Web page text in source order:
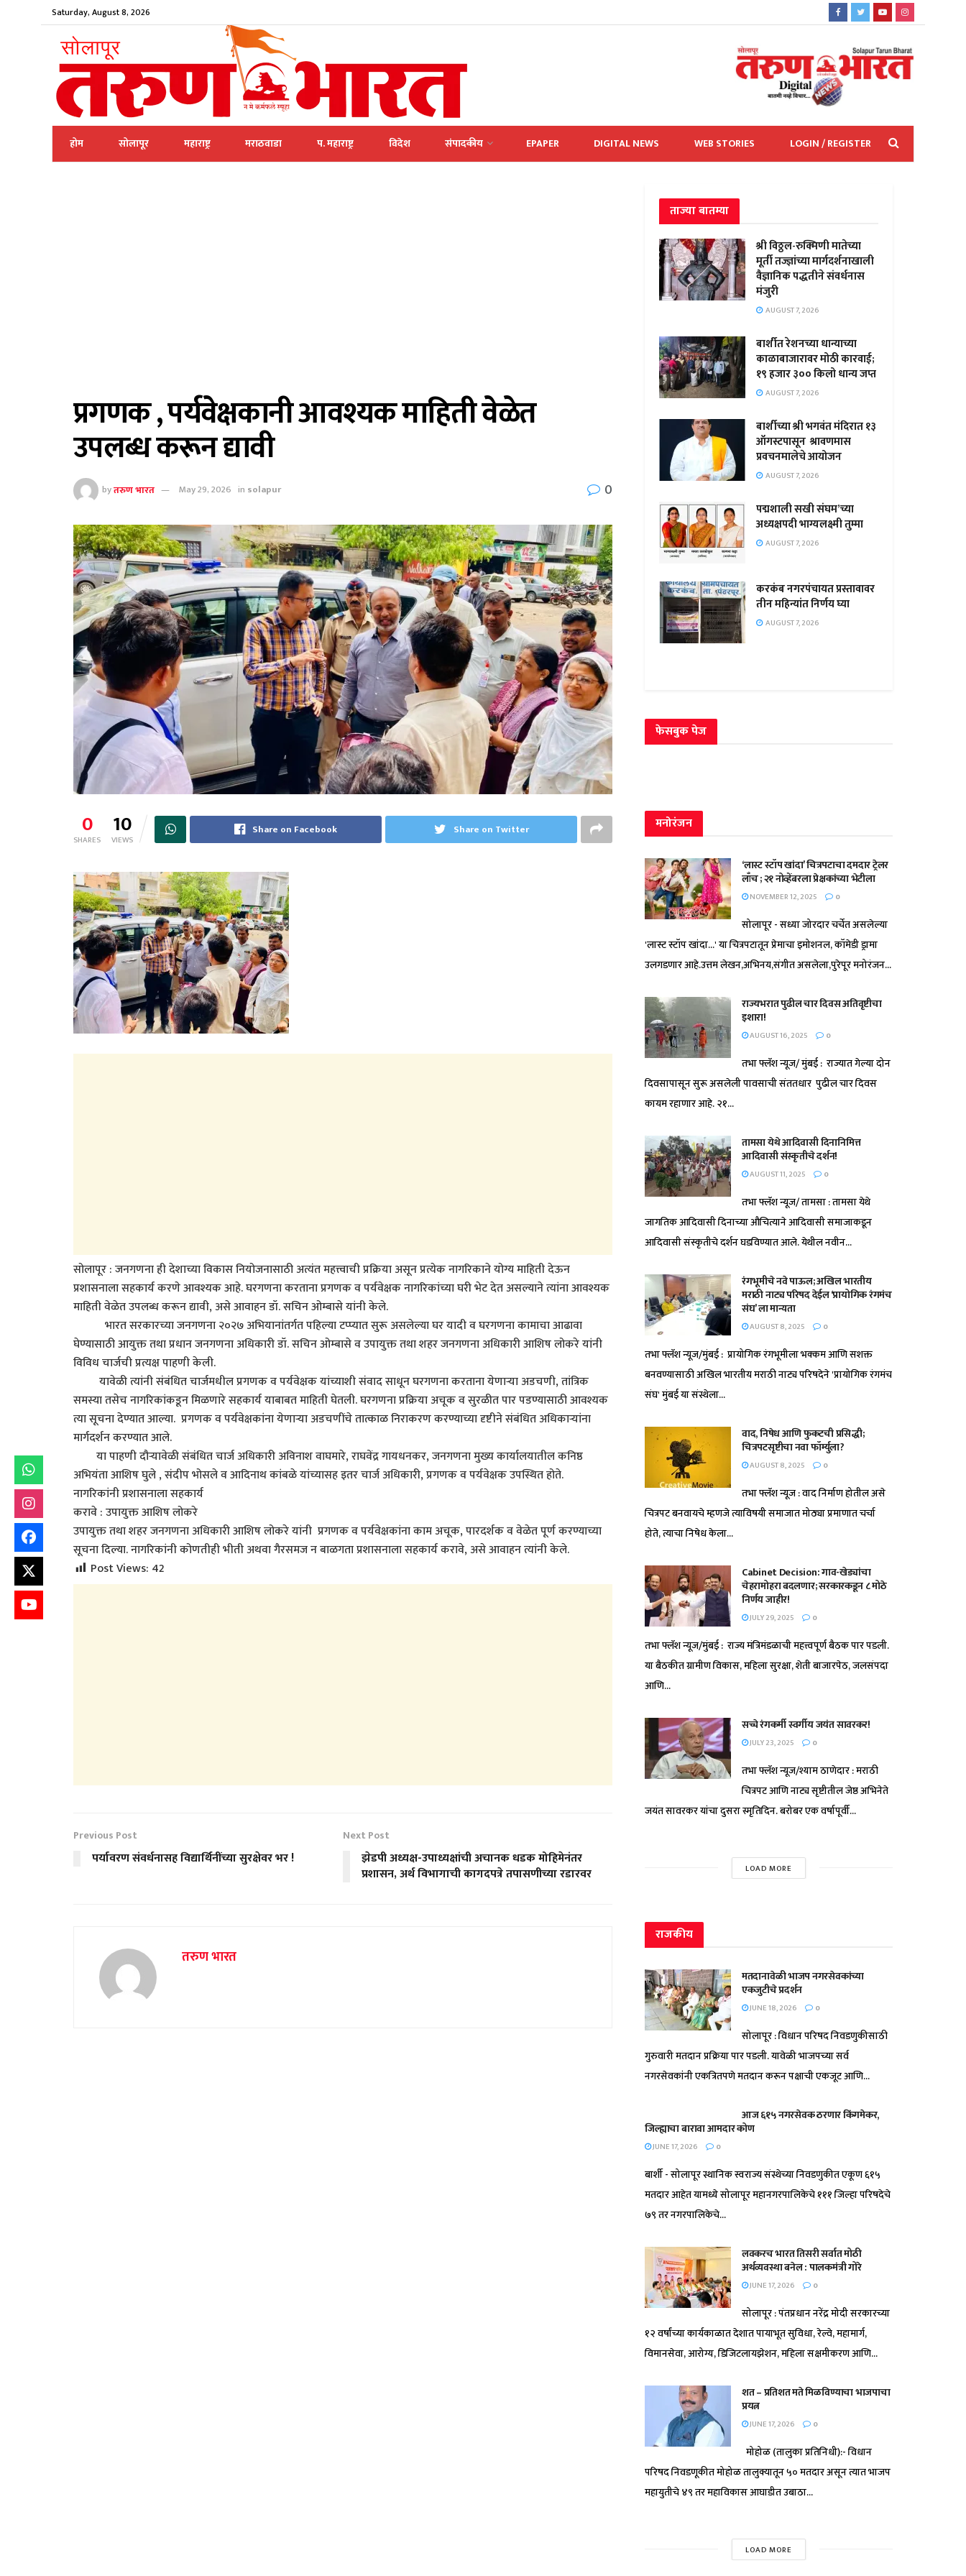
Saturday, August 8, 2026
होम सोलापूर महाराष्ट्र मराठवाडा प. महाराष्ट्र विदेश संपादकीय EPAPER DIGITAL NEWS WEB STORIES LOGIN / REGISTER
प्रगणक , पर्यवेक्षकानी आवश्यक माहिती वेळेत
उपलब्ध करून द्यावी
byतरुण भारत May 29, 2026 in solapur 0
0
SHARES 10
VIEWS
Share on Facebook Share on Twitter
सोलापूर : जनगणना ही देशाच्या विकास नियोजनासाठी अत्यंत महत्त्वाची प्रक्रिया असून प्रत्येक नागरिकाने योग्य माहिती देऊन
प्रशासनाला सहकार्य करणे आवश्यक आहे. घरगणना करताना प्रगणक व पर्यवेक्षक नागरिकांच्या घरी भेट देत असल्याने त्यांना आवश्यक
माहिती वेळेत उपलब्ध करून द्यावी, असे आवाहन डॉ. सचिन ओम्बासे यांनी केले.
भारत सरकारच्या जनगणना २०२७ अभियानांतर्गत पहिल्या टप्प्यात सुरू असलेल्या घर यादी व घरगणना कामाचा आढावा
घेण्यासाठी आयुक्त तथा प्रधान जनगणना अधिकारी डॉ. सचिन ओम्बासे व उपायुक्त तथा शहर जनगणना अधिकारी आशिष लोकरे यांनी
विविध चार्जची प्रत्यक्ष पाहणी केली.
यावेळी त्यांनी संबंधित चार्जमधील प्रगणक व पर्यवेक्षक यांच्याशी संवाद साधून घरगणना करताना येणाऱ्या अडचणी, तांत्रिक
समस्या तसेच नागरिकांकडून मिळणारे सहकार्य याबाबत माहिती घेतली. घरगणना प्रक्रिया अचूक व सुरळीत पार पडण्यासाठी आवश्यक
त्या सूचना देण्यात आल्या. प्रगणक व पर्यवेक्षकांना येणाऱ्या अडचणींचे तात्काळ निराकरण करण्याच्या दृष्टीने संबंधित अधिकाऱ्यांना
मार्गदर्शन करण्यात आले.
या पाहणी दौऱ्यावेळी संबंधित चार्ज अधिकारी अविनाश वाघमारे, राघवेंद्र गायधनकर, जनगणना मुख्य कार्यालयातील कनिष्ठ
अभियंता आशिष घुले , संदीप भोसले व आदिनाथ कांबळे यांच्यासह इतर चार्ज अधिकारी, प्रगणक व पर्यवेक्षक उपस्थित होते.
नागरिकांनी प्रशासनाला सहकार्य
करावे : उपायुक्त आशिष लोकरे
उपायुक्त तथा शहर जनगणना अधिकारी आशिष लोकरे यांनी प्रगणक व पर्यवेक्षकांना काम अचूक, पारदर्शक व वेळेत पूर्ण करण्याच्या
सूचना दिल्या. नागरिकांनी कोणतीही भीती अथवा गैरसमज न बाळगता प्रशासनाला सहकार्य करावे, असे आवाहन त्यांनी केले.
Post Views: 42
Previous Post
पर्यावरण संवर्धनासह विद्यार्थिनींच्या सुरक्षेवर भर !
Next Post
झेडपी अध्यक्ष-उपाध्यक्षांची अचानक धडक मोहिमेनंतर
प्रशासन, अर्थ विभागाची कागदपत्रे तपासणीच्या रडारवर
तरुण भारत
ताज्या बातम्या
श्री विठ्ठल-रुक्मिणी मातेच्या
मूर्ती तज्ज्ञांच्या मार्गदर्शनाखाली
वैज्ञानिक पद्धतीने संवर्धनास
मंजुरी
AUGUST 7, 2026
बार्शीत रेशनच्या धान्याच्या
काळाबाजारावर मोठी कारवाई;
१९ हजार ३०० किलो धान्य जप्त
AUGUST 7, 2026
बार्शीच्या श्री भगवंत मंदिरात १३
ऑगस्टपासून श्रावणमास
प्रवचनमालेचे आयोजन
AUGUST 7, 2026
पद्मशाली सखी संघम’च्या
अध्यक्षपदी भाग्यलक्ष्मी तुम्मा
AUGUST 7, 2026
करकंब नगरपंचायत प्रस्तावावर
तीन महिन्यांत निर्णय घ्या
AUGUST 7, 2026
फेसबुक पेज
मनोरंजन
‘लास्ट स्टॉप खांदा’ चित्रपटाचा दमदार ट्रेलर
लाँच ; २१ नोव्हेंबरला प्रेक्षकांच्या भेटीला
NOVEMBER 12, 2025 0
सोलापूर - सध्या जोरदार चर्चेत असलेल्या
'लास्ट स्टॉप खांदा...' या चित्रपटातून प्रेमाचा इमोशनल, कॉमेडी ड्रामा
उलगडणार आहे.उत्तम लेखन,अभिनय,संगीत असलेला,पुरेपूर मनोरंजन...
राज्यभरात पुढील चार दिवस अतिवृष्टीचा
इशारा!
AUGUST 16, 2025 0
तभा फ्लॅश न्यूज/ मुंबई : राज्यात गेल्या दोन
दिवसापासून सुरू असलेली पावसाची संततधार पुढील चार दिवस
कायम रहाणार आहे. २१...
तामसा येथे आदिवासी दिनानिमित्त
आदिवासी संस्कृतीचे दर्शन!
AUGUST 11, 2025 0
तभा फ्लॅश न्यूज/ तामसा : तामसा येथे
जागतिक आदिवासी दिनाच्या औचित्याने आदिवासी समाजाकडून
आदिवासी संस्कृतीचे दर्शन घडविण्यात आले. येथील नवीन...
रंगभूमीचे नवे पाऊल; अखिल भारतीय
मराठी नाट्य परिषद देईल ‘प्रायोगिक रंगमंच
संघ’ ला मान्यता
AUGUST 8, 2025 0
तभा फ्लॅश न्यूज/मुंबई : प्रायोगिक रंगभूमीला भक्कम आणि सशक्त
बनवण्यासाठी अखिल भारतीय मराठी नाट्य परिषदेने 'प्रायोगिक रंगमंच
संघ' मुंबई या संस्थेला...
वाद, निषेध आणि फुकटची प्रसिद्धी;
चित्रपटसृष्टीचा नवा फॉर्म्युला?
AUGUST 8, 2025 0
तभा फ्लॅश न्यूज : वाद निर्माण होतील असे
चित्रपट बनवायचे म्हणजे त्याविषयी समाजात मोठ्या प्रमाणात चर्चा
होते, त्याचा निषेध केला...
Cabinet Decision: गाव-खेड्यांचा
चेहरामोहरा बदलणार; सरकारकडून ८ मोठे
निर्णय जाहीर!
JULY 29, 2025 0
तभा फ्लॅश न्यूज/मुंबई : राज्य मंत्रिमंडळाची महत्त्वपूर्ण बैठक पार पडली.
या बैठकीत ग्रामीण विकास, महिला सुरक्षा, शेती बाजारपेठ, जलसंपदा
आणि...
सच्चे रंगकर्मी स्वर्गीय जयंत सावरकर!
JULY 23, 2025 0
तभा फ्लॅश न्यूज/श्याम ठाणेदार : मराठी
चित्रपट आणि नाट्य सृष्टीतील जेष्ठ अभिनेते
जयंत सावरकर यांचा दुसरा स्मृतिदिन. बरोबर एक वर्षापूर्वी...
LOAD MORE
राजकीय
मतदानावेळी भाजप नगरसेवकांच्या
एकजुटीचे प्रदर्शन
JUNE 18, 2026 0
सोलापूर : विधान परिषद निवडणुकीसाठी
गुरुवारी मतदान प्रक्रिया पार पडली. यावेळी भाजपच्या सर्व
नगरसेवकांनी एकत्रितपणे मतदान करून पक्षाची एकजूट आणि...
आज ६१५ नगरसेवक ठरणार किंगमेकर,
जिल्ह्याचा बारावा आमदार कोण
JUNE 17, 2026 0
बार्शी - सोलापूर स्थानिक स्वराज्य संस्थेच्या निवडणुकीत एकूण ६१५
मतदार आहेत यामध्ये सोलापूर महानगरपालिकेचे १११ जिल्हा परिषदेचे
७९ तर नगरपालिकेचे...
लवकरच भारत तिसरी सर्वात मोठी
अर्थव्यवस्था बनेल : पालकमंत्री गोरे
JUNE 17, 2026 0
सोलापूर : पंतप्रधान नरेंद्र मोदी सरकारच्या
१२ वर्षांच्या कार्यकाळात देशात पायाभूत सुविधा, रेल्वे, महामार्ग,
विमानसेवा, आरोग्य, डिजिटलायझेशन, महिला सक्षमीकरण आणि...
शत – प्रतिशत मते मिळविण्याचा भाजपाचा
प्रयत्न
JUNE 17, 2026 0
मोहोळ (तालुका प्रतिनिधी):- विधान
परिषद निवडणूकीत मोहोळ तालुक्यातून ५० मतदार असून त्यात भाजप
महायुतीचे ४९ तर महाविकास आघाडीत उबाठा...
LOAD MORE